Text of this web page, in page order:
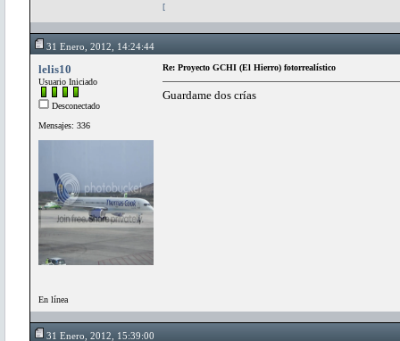
[
31 Enero, 2012, 14:24:44
lelis10
Usuario Iniciado
Desconectado
Mensajes: 336
En línea
Re: Proyecto GCHI (El Hierro) fotorrealístico
Guardame dos crías
31 Enero, 2012, 15:39:00